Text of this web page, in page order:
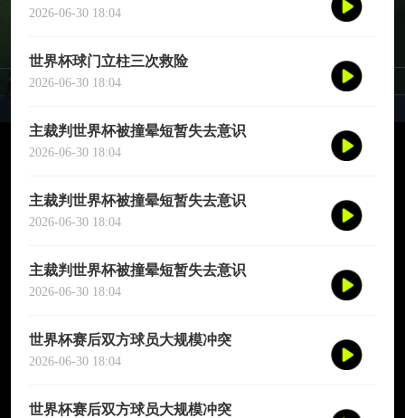
2026-06-30 18:04
世界杯球门立柱三次救险
2026-06-30 18:04
主裁判世界杯被撞晕短暂失去意识
2026-06-30 18:04
主裁判世界杯被撞晕短暂失去意识
2026-06-30 18:04
主裁判世界杯被撞晕短暂失去意识
2026-06-30 18:04
世界杯赛后双方球员大规模冲突
2026-06-30 18:04
世界杯赛后双方球员大规模冲突